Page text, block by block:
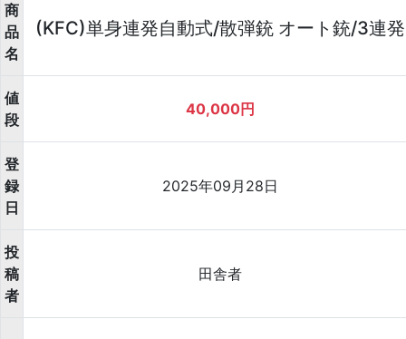
商
品
名
(KFC)単身連発自動式/散弾銃 オート銃/3連発
値
段
40,000円
登
録
日
2025年09月28日
投
稿
者
田舎者